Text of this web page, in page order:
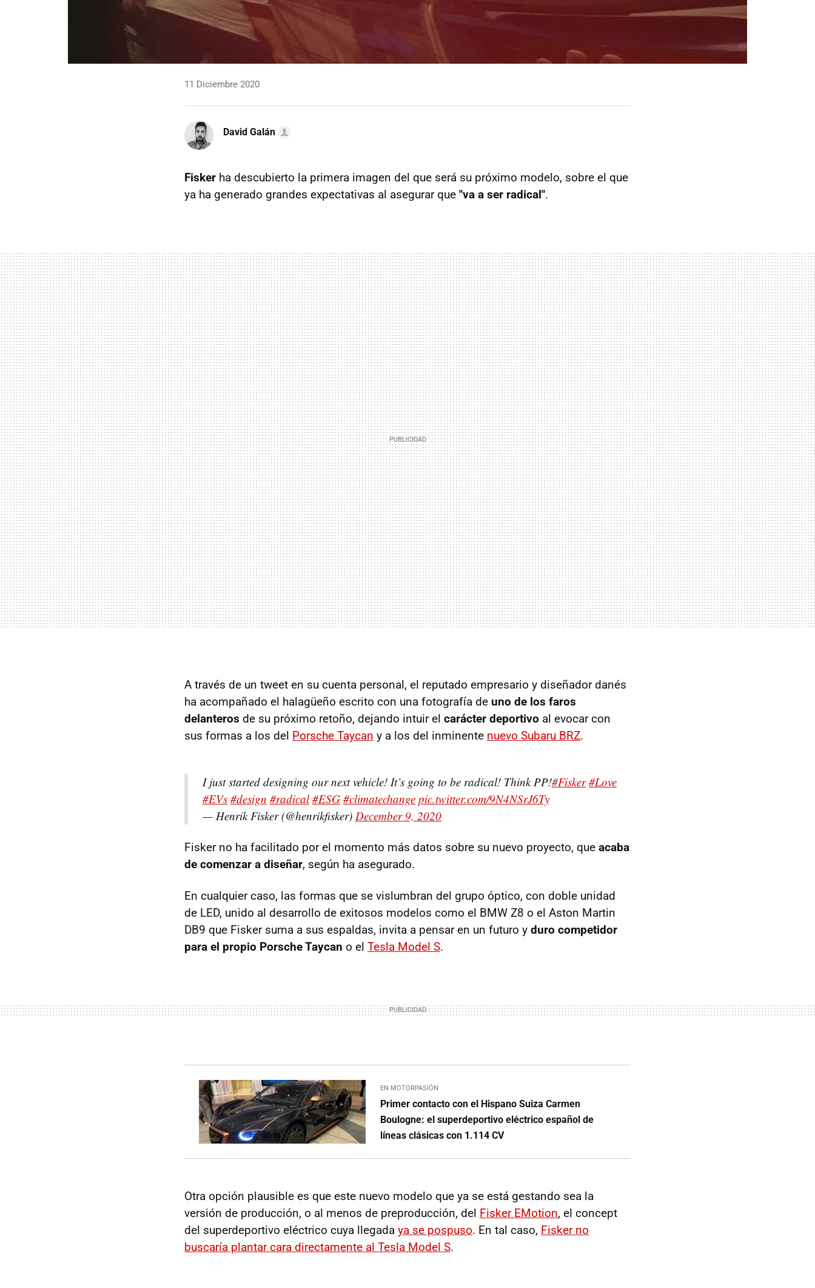
11 Diciembre 2020
David Galán
Fisker ha descubierto la primera imagen del que será su próximo modelo, sobre el que
ya ha generado grandes expectativas al asegurar que "va a ser radical".
A través de un tweet en su cuenta personal, el reputado empresario y diseñador danés
ha acompañado el halagüeño escrito con una fotografía de uno de los faros
delanteros de su próximo retoño, dejando intuir el carácter deportivo al evocar con
sus formas a los del Porsche Taycan y a los del inminente nuevo Subaru BRZ.
I just started designing our next vehicle! It’s going to be radical! Think PP!#Fisker #Love
#EVs #design #radical #ESG #climatechange pic.twitter.com/9N4NSrJ6Ty
— Henrik Fisker (@henrikfisker) December 9, 2020
Fisker no ha facilitado por el momento más datos sobre su nuevo proyecto, que acaba
de comenzar a diseñar, según ha asegurado.
En cualquier caso, las formas que se vislumbran del grupo óptico, con doble unidad
de LED, unido al desarrollo de exitosos modelos como el BMW Z8 o el Aston Martin
DB9 que Fisker suma a sus espaldas, invita a pensar en un futuro y duro competidor
para el propio Porsche Taycan o el Tesla Model S.
EN MOTORPASIÓN
Primer contacto con el Hispano Suiza Carmen
Boulogne: el superdeportivo eléctrico español de
líneas clásicas con 1.114 CV
Otra opción plausible es que este nuevo modelo que ya se está gestando sea la
versión de producción, o al menos de preproducción, del Fisker EMotion, el concept
del superdeportivo eléctrico cuya llegada ya se pospuso. En tal caso, Fisker no
buscaría plantar cara directamente al Tesla Model S.